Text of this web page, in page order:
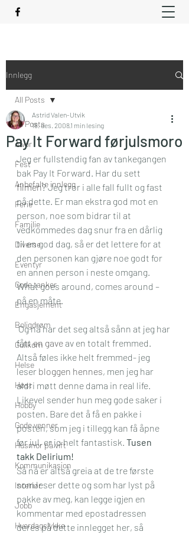
Innlegg
All Posts
Alvor
Fest
Anbefalte innlegg
Ferie
Familie
Diverse
Eventyr
Gode tanker
Engasjement
Boligdrøm
Gullkorn
Helse
Høst
Hobby
Gode venner
Husmor på vift
Kommunikasjon
Interiør
Jobb
Hverdagslykke
All Posts
Pay It Forward førjulsmoro
Astrid Valen-Utvik
18. des. 20081 min lesing
Jeg er fullstendig fan av tankegangen
bak Pay It Forward. Har du sett
filmen? Jeg tror i alle fall fullt og fast
på dette. Er man ekstra god mot en
person, noe som bidrar til at
vedkommedes dag snur fra en dårlig
til en god dag, så er det lettere for at
den personen kan gjøre noe godt for
en annen person i neste omgang.
What goes around, comes around –
på en måte.
Og nå har det seg altså sånn at jeg har
fått en gave av en totalt fremmed.
Altså føles ikke helt fremmed- jeg
leser bloggen hennes, men jeg har
aldri møtt denne dama in real life.
Likevel sender hun meg gode saker i
posten. Bare det å få en pakke i
posten, som jeg i tillegg kan få åpne
før jul, er jo helt fantastisk. Tusen
takk Delirium!
Så nå er altså greia at de tre første
som leser dette og som har lyst på
pakke av meg, kan legge igjen en
kommentar med epostadressen
deres på dette innlegget her, så